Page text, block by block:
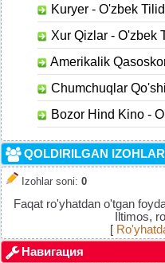
Kuryer - O'zbek
Xur Qizlar - O'zbek
Amerikalik
Chumchuqlar
Bozor Hind Kino -
QOLDIRILGAN IZOHLAR
Izohlar soni: 0
Faqat ro'yhatdan o'tgan
Iltimos,
[
Навигация